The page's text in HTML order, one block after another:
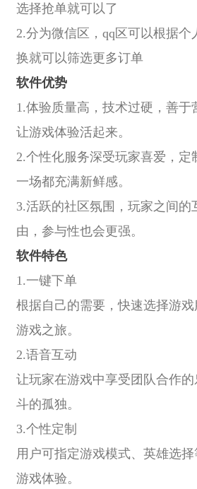
选择抢单就可以了
2.分为微信区，qq区可以根据个
换就可以筛选更多订单
软件优势
1.体验质量高，技术过硬，善于
让游戏体验活起来。
2.个性化服务深受玩家喜爱，定
一场都充满新鲜感。
3.活跃的社区氛围，玩家之间的
由，参与性也会更强。
软件特色
1.一键下单
根据自己的需要，快速选择游
游戏之旅。
2.语音互动
让玩家在游戏中享受团队合作
斗的孤独。
3.个性定制
用户可指定游戏模式、英雄选
游戏体验。